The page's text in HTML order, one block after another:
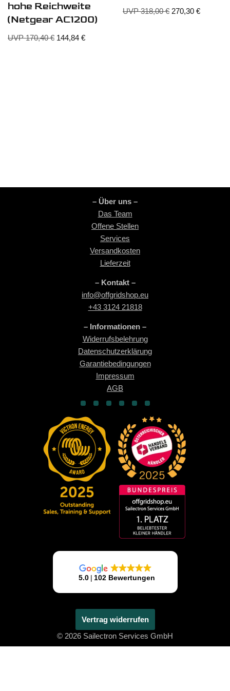
hohe Reichweite
(Netgear AC1200)
UVP170,40€ 144,84 €
UVP318,00€ 270,30 €
– Über uns –
Das Team
Offene Stellen
Services
Versandkosten
Lieferzeit
– Kontakt –
info@offgridshop.eu
+43 3124 21818
– Informationen –
Widerrufsbelehrung
Datenschutzerklärung
Garantiebedingungen
Impressum
AGB
Vertrag widerrufen
© 2026 Sailectron Services GmbH